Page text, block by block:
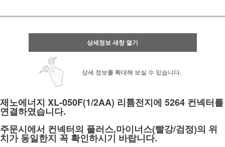
상세정보 새창 열기
상세 정보를 확대해 보실 수 있습니다.
제노에너지 XL-050F(1/2AA) 리튬전지에 5264 컨넥터를
연결하였습니다.
주문시에서 컨넥터의 플러스,마이너스(빨강/검정)의 위
치가 동일한지 꼭 확인하시기 바랍니다.